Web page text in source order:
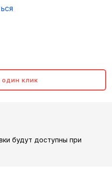
один клик
будут доступны при